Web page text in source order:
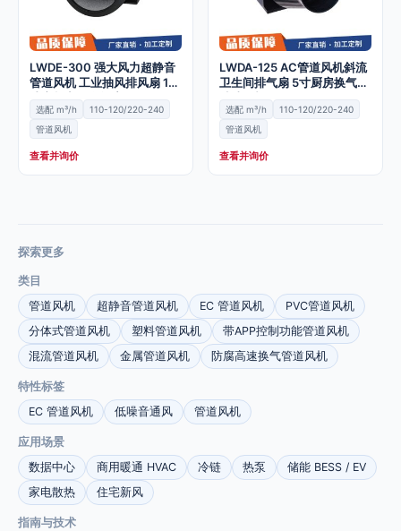
LWDE-300 强大风力超静音
管道风机 工业抽风排风扇 12
寸变频商用换气扇
选配 m³/h
110-120/220-240
管道风机
查看并询价
LWDA-125 AC管道风机斜流
卫生间排气扇 5寸厨房换气扇
抽油烟机
选配 m³/h
110-120/220-240
管道风机
查看并询价
探索更多
类目
管道风机
超静音管道风机 EC 管道风机
PVC管道风机
分体式管道风机
塑料管道风机
带APP控制功能管道风机
混流管道风机
金属管道风机 防腐高速换气管道风机
特性标签
EC 管道风机
低噪音通风 管道风机
应用场景
数据中心
商用暖通 HVAC 冷链 热泵
储能 BESS / EV
家电散热
住宅新风
指南与技术